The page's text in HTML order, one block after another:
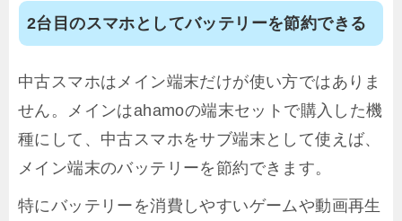
2台目のスマホとしてバッテリーを節約できる
中古スマホはメイン端末だけが使い方ではありま
せん。メインはahamoの端末セットで購入した機
種にして、中古スマホをサブ端末として使えば、
メイン端末のバッテリーを節約できます。
特にバッテリーを消費しやすいゲームや動画再生